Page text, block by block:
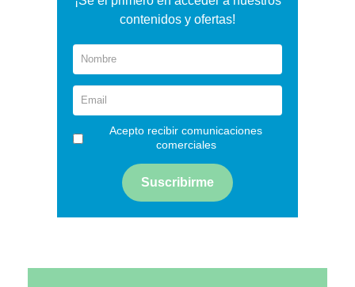
contenidos y ofertas!
Acepto recibir comunicaciones
comerciales